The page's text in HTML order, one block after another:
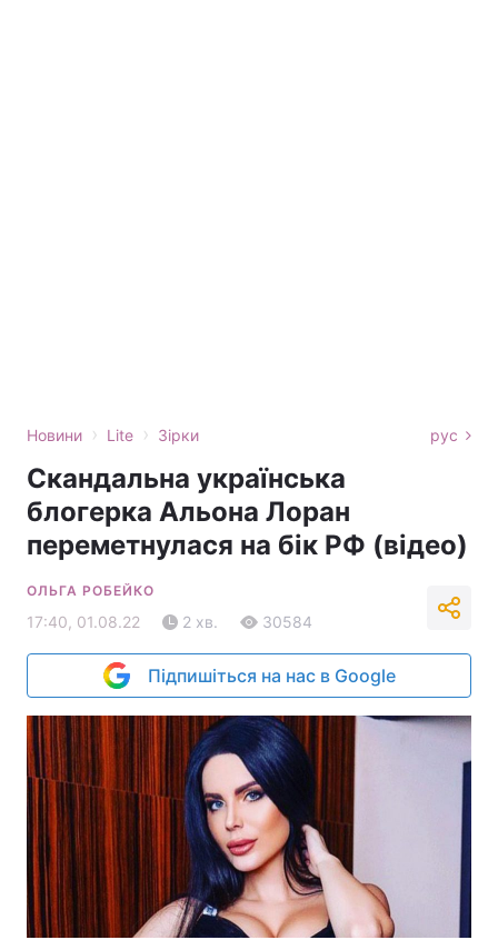
Новини › Lite › Зірки рус
Скандальна українська
блогерка Альона Лоран
переметнулася на бік РФ (відео)
ОЛЬГА РОБЕЙКО
17:40, 01.08.22 2 хв. 30584
Підпишіться на нас в Google